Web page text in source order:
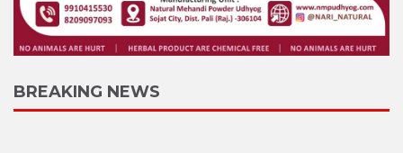
BREAKING NEWS